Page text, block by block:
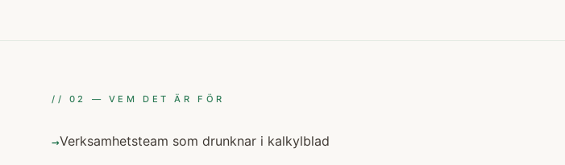
// 02 — VEM DET ÄR FÖR
→Verksamhetsteam som drunknar i kalkylblad